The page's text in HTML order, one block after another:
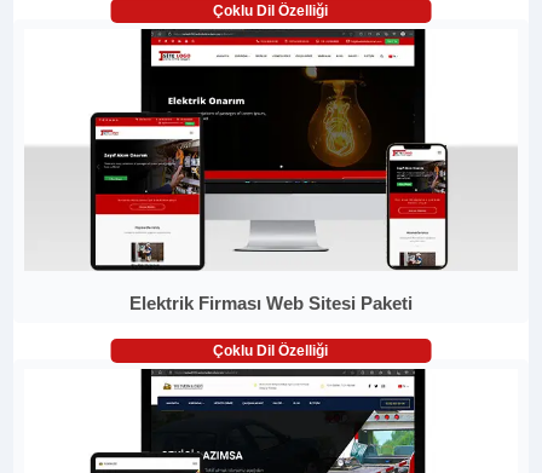
Çoklu Dil Özelliği
Elektrik Firması Web Sitesi Paketi
Çoklu Dil Özelliği